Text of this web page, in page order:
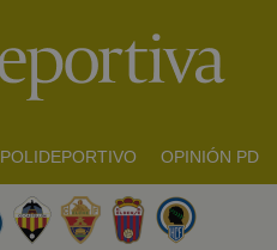
POLIDEPORTIVO OPINIÓN PD